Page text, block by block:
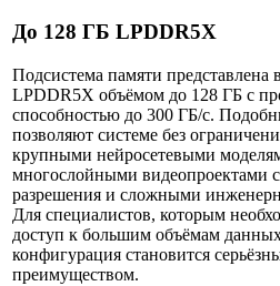
До 128 ГБ LPDDR5X
Подсистема памяти представлена
LPDDR5X объёмом до 128 ГБ с
способностью до 300 ГБ/с.
позволяют системе без
крупными нейросетевыми
многослойными видеопроектами
разрешения и сложными
Для специалистов, которым
доступ к большим объёмам
конфигурация становится
преимуществом.